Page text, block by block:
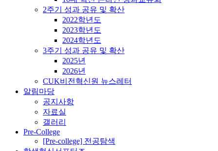
2주기 성과 공유 및 확산
2022학년도
2023학년도
2024학년도
3주기 성과 공유 및 확산
2025년
2026년
CUK비전혁신원 뉴스레터
알림마당
공지사항
자료실
갤러리
Pre-College
[Pre-college] 전공탐색